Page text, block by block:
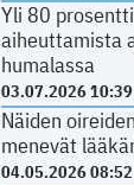
Yli 80
aiheuttamista
humalassa
03.07.2026 10:39
Näiden
menevät
04.05.2026 08:52